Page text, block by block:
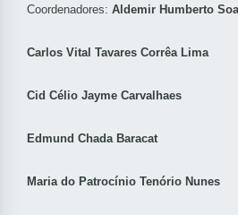
Coordenadores: Aldemir Humberto
Carlos Vital Tavares Corrêa Lima
Cid Célio Jayme Carvalhaes
Edmund Chada Baracat
Maria do Patrocínio Tenório Nunes